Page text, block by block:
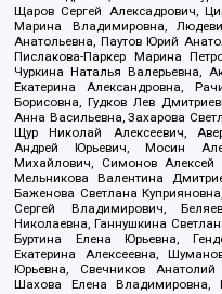
Щаров Сергей Алексадрович,
Марина Владимировна,
Анатольевна, Паутов Юрий
Пислакова-Паркер Марина
Чуркина Наталья Валерьевна,
Екатерина Александровна,
Борисовна, Гудков Лев
Анна Васильевна, Захарова
Щур Николай Алексеевич,
Андрей Юрьевич, Мосин
Михайлович, Симонов Алексей
Мельникова Валентина
Баженова Светлана
Сергей Владимирович,
Николаевна, Ганнушкина
Буртина Елена Юрьевна,
Екатерина Алексеевна,
Юрьевна, Свечников
Шахова Елена Владимировна,